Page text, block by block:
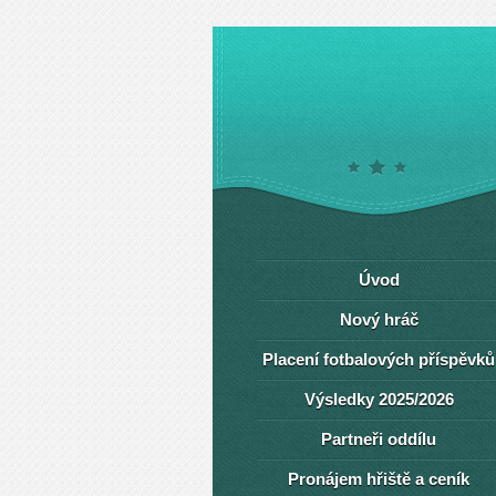
Úvod
Nový hráč
Placení fotbalových příspěvků
Výsledky 2025/2026
Partneři oddílu
Pronájem hřiště a ceník